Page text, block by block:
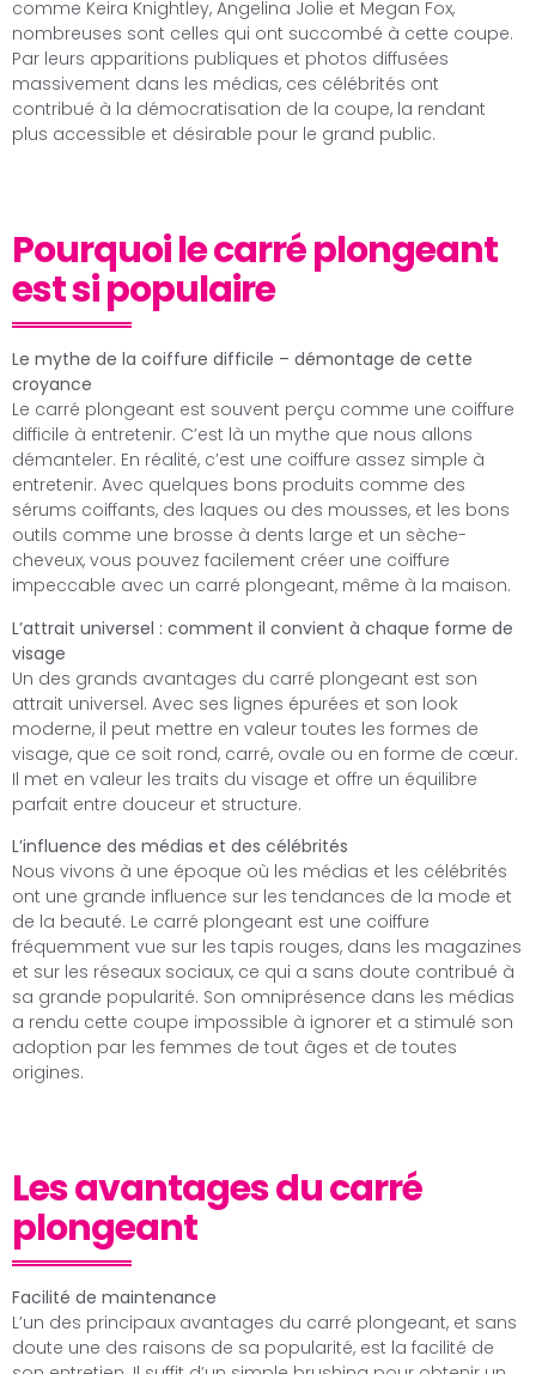
comme Keira Knightley, Angelina Jolie et Megan Fox,
nombreuses sont celles qui ont succombé à cette coupe.
Par leurs apparitions publiques et photos diffusées
massivement dans les médias, ces célébrités ont
contribué à la démocratisation de la coupe, la rendant
plus accessible et désirable pour le grand public.
Pourquoi le carré plongeant
est si populaire
Le mythe de la coiffure difficile – démontage de cette
croyance
Le carré plongeant est souvent perçu comme une coiffure
difficile à entretenir. C’est là un mythe que nous allons
démanteler. En réalité, c’est une coiffure assez simple à
entretenir. Avec quelques bons produits comme des
sérums coiffants, des laques ou des mousses, et les bons
outils comme une brosse à dents large et un sèche-
cheveux, vous pouvez facilement créer une coiffure
impeccable avec un carré plongeant, même à la maison.
L’attrait universel : comment il convient à chaque forme de
visage
Un des grands avantages du carré plongeant est son
attrait universel. Avec ses lignes épurées et son look
moderne, il peut mettre en valeur toutes les formes de
visage, que ce soit rond, carré, ovale ou en forme de cœur.
Il met en valeur les traits du visage et offre un équilibre
parfait entre douceur et structure.
L’influence des médias et des célébrités
Nous vivons à une époque où les médias et les célébrités
ont une grande influence sur les tendances de la mode et
de la beauté. Le carré plongeant est une coiffure
fréquemment vue sur les tapis rouges, dans les magazines
et sur les réseaux sociaux, ce qui a sans doute contribué à
sa grande popularité. Son omniprésence dans les médias
a rendu cette coupe impossible à ignorer et a stimulé son
adoption par les femmes de tout âges et de toutes
origines.
Les avantages du carré
plongeant
Facilité de maintenance
L’un des principaux avantages du carré plongeant, et sans
doute une des raisons de sa popularité, est la facilité de